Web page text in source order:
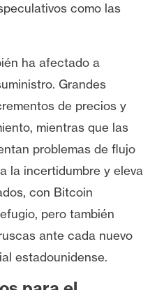
como las
ha afectado a
Grandes
de precios y
mientras que las
problemas de flujo
la incertidumbre y eleva
con Bitcoin
pero también
ante cada nuevo
estadounidense.